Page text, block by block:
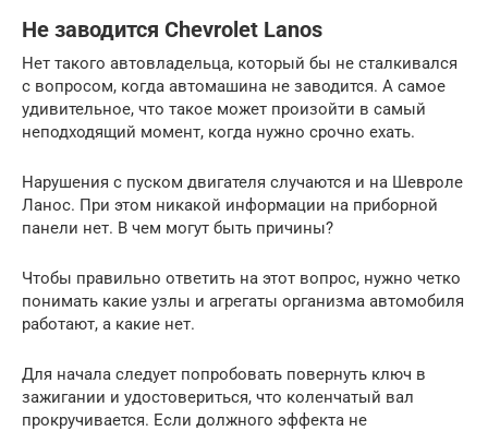
Не заводится Chevrolet Lanos
Нет такого автовладельца, который бы не сталкивался
с вопросом, когда автомашина не заводится. А самое
удивительное, что такое может произойти в самый
неподходящий момент, когда нужно срочно ехать.
Нарушения с пуском двигателя случаются и на Шевроле
Ланос. При этом никакой информации на приборной
панели нет. В чем могут быть причины?
Чтобы правильно ответить на этот вопрос, нужно четко
понимать какие узлы и агрегаты организма автомобиля
работают, а какие нет.
Для начала следует попробовать повернуть ключ в
зажигании и удостовериться, что коленчатый вал
прокручивается. Если должного эффекта не